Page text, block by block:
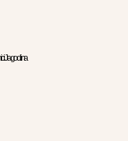
Jagodina